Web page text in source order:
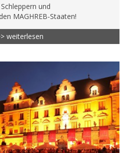
und
MAGHREB-Staaten!
weiterlesen